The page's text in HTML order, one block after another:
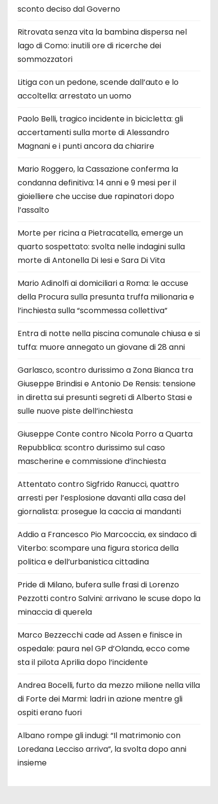
sconto deciso dal Governo
Ritrovata senza vita la bambina dispersa nel
lago di Como: inutili ore di ricerche dei
sommozzatori
Litiga con un pedone, scende dall’auto e lo
accoltella: arrestato un uomo
Paolo Belli, tragico incidente in bicicletta: gli
accertamenti sulla morte di Alessandro
Magnani e i punti ancora da chiarire
Mario Roggero, la Cassazione conferma la
condanna definitiva: 14 anni e 9 mesi per il
gioielliere che uccise due rapinatori dopo
l’assalto
Morte per ricina a Pietracatella, emerge un
quarto sospettato: svolta nelle indagini sulla
morte di Antonella Di Iesi e Sara Di Vita
Mario Adinolfi ai domiciliari a Roma: le accuse
della Procura sulla presunta truffa milionaria e
l’inchiesta sulla “scommessa collettiva”
Entra di notte nella piscina comunale chiusa e si
tuffa: muore annegato un giovane di 28 anni
Garlasco, scontro durissimo a Zona Bianca tra
Giuseppe Brindisi e Antonio De Rensis: tensione
in diretta sui presunti segreti di Alberto Stasi e
sulle nuove piste dell’inchiesta
Giuseppe Conte contro Nicola Porro a Quarta
Repubblica: scontro durissimo sul caso
mascherine e commissione d’inchiesta
Attentato contro Sigfrido Ranucci, quattro
arresti per l’esplosione davanti alla casa del
giornalista: prosegue la caccia ai mandanti
Addio a Francesco Pio Marcoccia, ex sindaco di
Viterbo: scompare una figura storica della
politica e dell’urbanistica cittadina
Pride di Milano, bufera sulle frasi di Lorenzo
Pezzotti contro Salvini: arrivano le scuse dopo la
minaccia di querela
Marco Bezzecchi cade ad Assen e finisce in
ospedale: paura nel GP d’Olanda, ecco come
sta il pilota Aprilia dopo l’incidente
Andrea Bocelli, furto da mezzo milione nella villa
di Forte dei Marmi: ladri in azione mentre gli
ospiti erano fuori
Albano rompe gli indugi: “Il matrimonio con
Loredana Lecciso arriva”, la svolta dopo anni
insieme